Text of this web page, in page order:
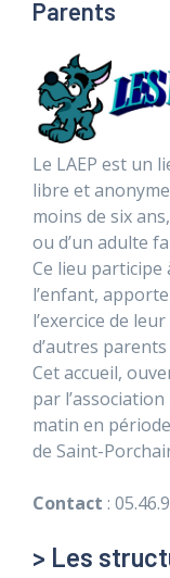
Parents
Le LAEP est un
libre et
moins de six
ou d’un adulte
Ce lieu participe
l’enfant,
l’exercice de
d’autres
Cet accueil,
par
matin en
de Saint-
Contact :
> Les